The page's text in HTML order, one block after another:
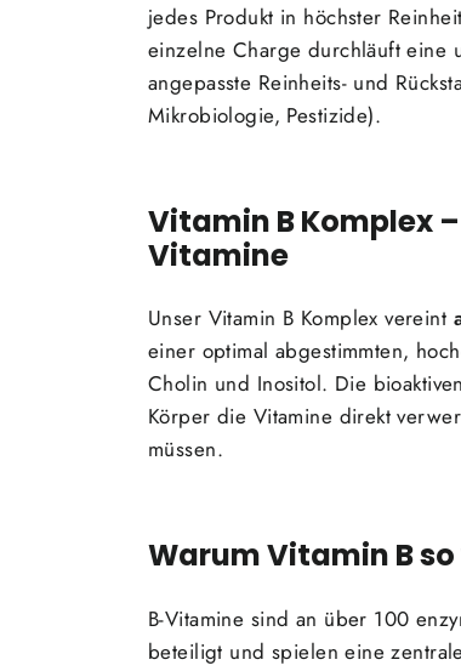
jedes Produkt in höchster
einzelne Charge durchläuft eine
angepasste Reinheits- und
Mikrobiologie, Pestizide).
Vitamin B Komplex
Vitamine
Unser Vitamin B Komplex vereint
einer optimal abgestimmten,
Cholin und Inositol. Die
Körper die Vitamine direkt
müssen.
Warum Vitamin B
B-Vitamine sind an über 100
beteiligt und spielen eine